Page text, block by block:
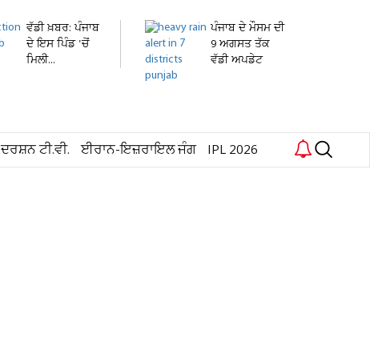
ਵੱਡੀ ਖ਼ਬਰ: ਪੰਜਾਬ
ਦੇ ਇਸ ਪਿੰਡ 'ਚੋਂ
ਮਿਲੀ...
ਪੰਜਾਬ ਦੇ ਮੌਸਮ ਦੀ
9 ਅਗਸਤ ਤੱਕ
ਵੱਡੀ ਅਪਡੇਟ
ਦਰਸ਼ਨ ਟੀ.ਵੀ. ਈਰਾਨ-ਇਜ਼ਰਾਇਲ ਜੰਗ IPL 2026